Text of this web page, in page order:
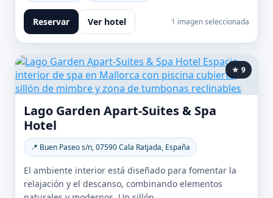
Reservar Ver hotel 1 imagen seleccionada
★ 9
Lago Garden Apart-Suites & Spa
Hotel
📍 Buen Paseo s/n, 07590 Cala Ratjada, España
El ambiente interior está diseñado para fomentar la
relajación y el descanso, combinando elementos